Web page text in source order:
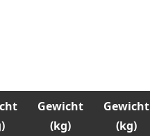
Gewicht
(kg)
Gewicht
(kg)